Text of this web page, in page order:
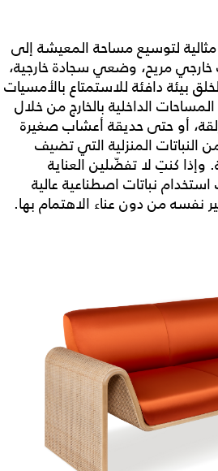
لتوسيع مساحة المعيشة إلى
خارجي مريح، وضعي سجادة خارجية،
بيئة دافئة للاستمتاع بالأمسيات
الداخلية بالخارج من خلال
أو حتى حديقة أعشاب صغيرة
النباتات المنزلية التي تضيف
كنتِ لا تفضّلين العناية
استخدام نباتات اصطناعية عالية
نفسه من دون عناء الاهتمام بها.